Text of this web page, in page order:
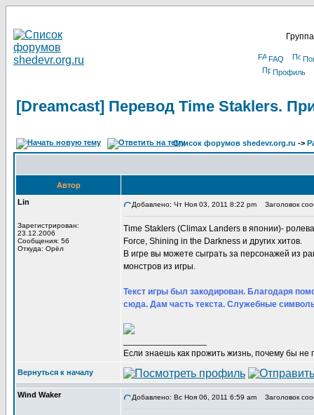
FAQ
Профиль
[Dreamcast] Перевод Time Staklers.
Список форумов shedevr.org.ru ->
Автор
Lin
Зарегистрирован:
23.12.2006
Сообщения: 56
Откуда: Орёл
Добавлено: Чт Ноя 03, 2011 8:22 pm Заголовок
Time Staklers (Climax Landers в японии)-
Force, Shining in the Darkness и других хитов.
В игре вы можете сыграть за персонажей из
монстров из игры.
Текст игры был закодирован. Благодаря
сюда. Дам часть текста. Служебные
Если знаешь как прожить жизнь, почему бы не
Вернуться к началу
Wind Waker Добавлено: Вс Ноя 06, 2011 6:59 am Заголовок